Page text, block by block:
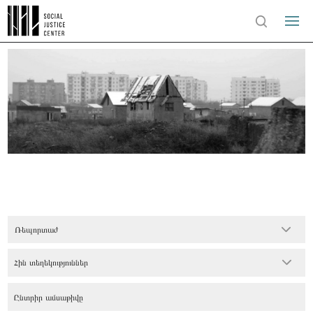
Ռեպորտաժ
Հին տեղեկություններ